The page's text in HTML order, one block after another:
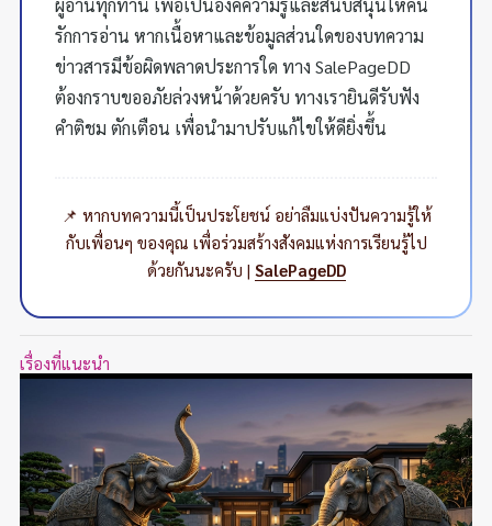
ผู้อ่านทุกท่าน เพื่อเป็นองค์ความรู้และสนับสนุนให้คน
รักการอ่าน หากเนื้อหาและข้อมูลส่วนใดของบทความ
ข่าวสารมีข้อผิดพลาดประการใด ทาง SalePageDD
ต้องกราบขออภัยล่วงหน้าด้วยครับ ทางเรายินดีรับฟัง
คำติชม ตักเตือน เพื่อนำมาปรับแก้ไขให้ดียิ่งขึ้น
📌 หากบทความนี้เป็นประโยชน์ อย่าลืมแบ่งปันความรู้ให้
กับเพื่อนๆ ของคุณ เพื่อร่วมสร้างสังคมแห่งการเรียนรู้ไป
ด้วยกันนะครับ | SalePageDD
เรื่องที่แนะนำ